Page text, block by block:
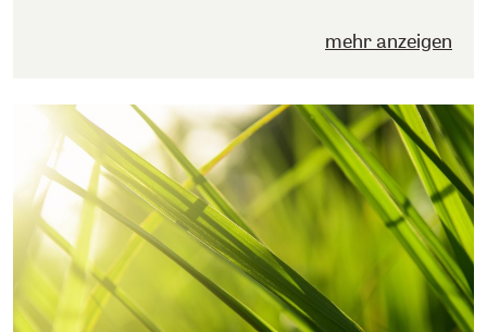
mehr anzeigen